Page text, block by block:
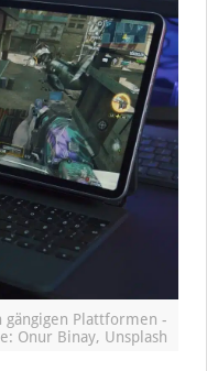
gängigen Plattformen -
Onur Binay, Unsplash